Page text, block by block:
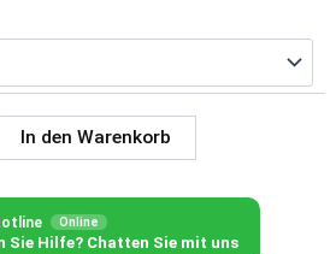
In den Warenkorb
Online
Sie Hilfe? Chatten Sie mit uns